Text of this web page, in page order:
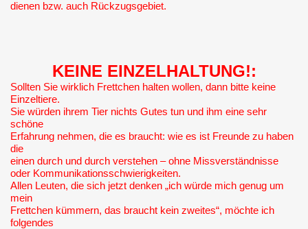
dienen bzw. auch Rückzugsgebiet.
KEINE EINZELHALTUNG!:
Sollten Sie wirklich Frettchen halten wollen, dann bitte keine
Einzeltiere.
Sie würden ihrem Tier nichts Gutes tun und ihm eine sehr
schöne
Erfahrung nehmen, die es braucht: wie es ist Freunde zu haben
die
einen durch und durch verstehen – ohne Missverständnisse
oder Kommunikationsschwierigkeiten.
Allen Leuten, die sich jetzt denken „ich würde mich genug um
mein
Frettchen kümmern, das braucht kein zweites“, möchte ich
folgendes